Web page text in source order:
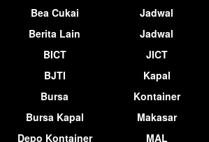
Bea Cukai
Berita Lain
BICT
BJTI
Bursa
Bursa Kapal
Depo Kontainer
Jadwal
Jadwal
JICT
Kapal
Kontainer
Makasar
MAL